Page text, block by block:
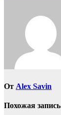
От Alex Savin
Похожая запись